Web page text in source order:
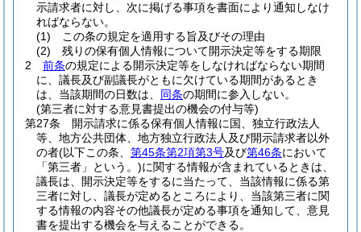
示請求者に対し、次に掲げる事項を書面により通知しなけ
ればならない。
(1)
この条の規定を適用する旨及びその理由
(2)
残りの保有個人情報について開示決定等をする期限
2
前条の規定による開示決定等をしなければならない期間
に、議長及び副議長がともに欠けている期間があるとき
は、当該期間の日数は、 同条の期間に参入しない。
(第三者に対する意見書提出の機会の付与等)
第27条
開示請求に係る保有個人情報に国、独立行政法人
等、地方公共団体、地方独立行政法人及び開示請求者以外
の者(以下この条、 第45条第2項第3号及び第46条において
「第三者」という。)に関する情報が含まれているときは、
議長は、開示決定等をするに当たって、当該情報に係る第
三者に対し、議長が定めるところにより、当該第三者に関
する情報の内容その他議長が定める事項を通知して、意見
書を提出する機会を与えることができる。